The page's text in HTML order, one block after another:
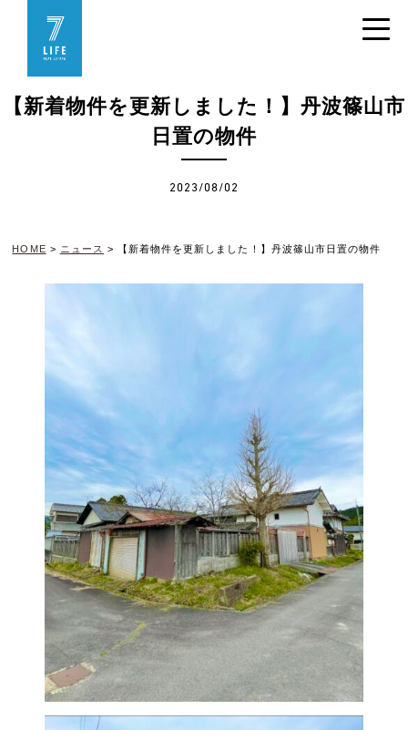
【新着物件を更新しました！】丹波篠山市
日置の物件
2023/08/02
HOME > ニュース > 【新着物件を更新しました！】丹波篠山市日置の物件